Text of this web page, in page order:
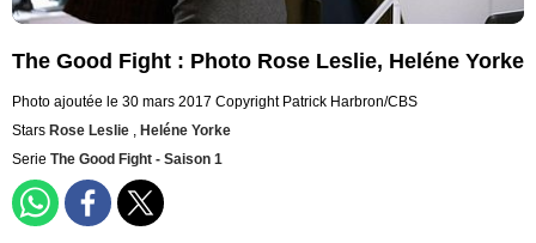
The Good Fight : Photo Rose Leslie, Heléne Yorke
Photo ajoutée le 30 mars 2017 Copyright Patrick Harbron/CBS
Stars Rose Leslie , Heléne Yorke
Serie The Good Fight - Saison 1